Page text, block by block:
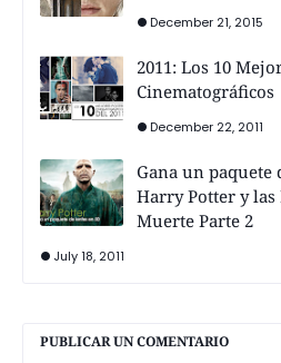
December 21, 2015
2011: Los 10
Cinematográficos
December 22, 2011
Gana un paquete
Harry Potter y las
Muerte Parte 2
July 18, 2011
PUBLICAR UN COMENTARIO